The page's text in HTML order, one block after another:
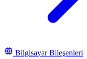
Bilgisayar Bileşenleri